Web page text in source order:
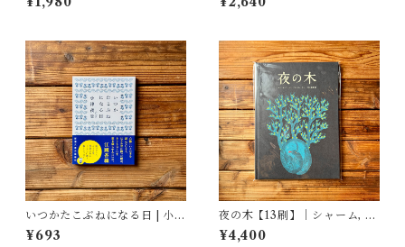
いつかたこぶねになる日 | 小津
夜景
¥693
夜の木【13刷】｜シャーム, バ
ーイー, ウルヴェーティ, 青木
恵都 訳
¥4,400